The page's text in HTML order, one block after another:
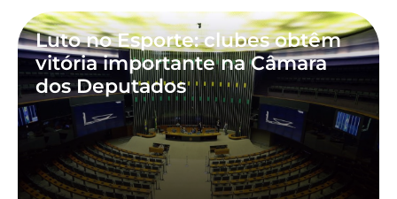
Luto no Esporte: clubes obtêm
vitória importante na Câmara
dos Deputados